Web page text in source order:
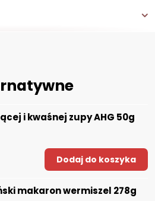
i kwaśnej zupy AHG 50g
Dodaj do koszyka
makaron wermiszel 278g